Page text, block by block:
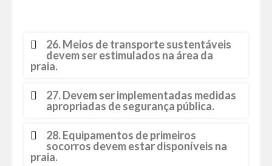
26. Meios de transporte sustentáveis
devem ser estimulados na área da
praia.
27. Devem ser implementadas medidas
apropriadas de segurança pública.
28. Equipamentos de primeiros
socorros devem estar disponíveis na
praia.